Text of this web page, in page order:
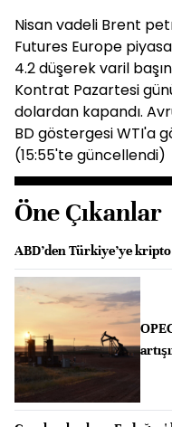
Nisan vadeli Brent
Futures Europe
4.2 düşerek varil
Kontrat Pazartesi
dolardan kapandı.
BD göstergesi WTI'a
(15:55'te güncellendi)
Öne Çıkanlar
ABD’den Türkiye’ye